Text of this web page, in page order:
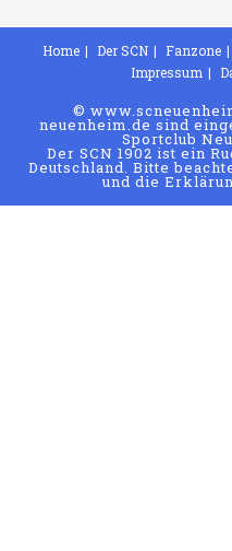
Home Der SCN Fanzone
Impressum
©
neuenheim.de sind
Sportclub
Der SCN 1902 ist ein
Deutschland. Bitte
und die